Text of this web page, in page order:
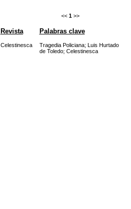
<< 1 >>
Revista Palabras clave
Celestinesca Tragedia Policiana; Luis Hurtado
de Toledo; Celestinesca